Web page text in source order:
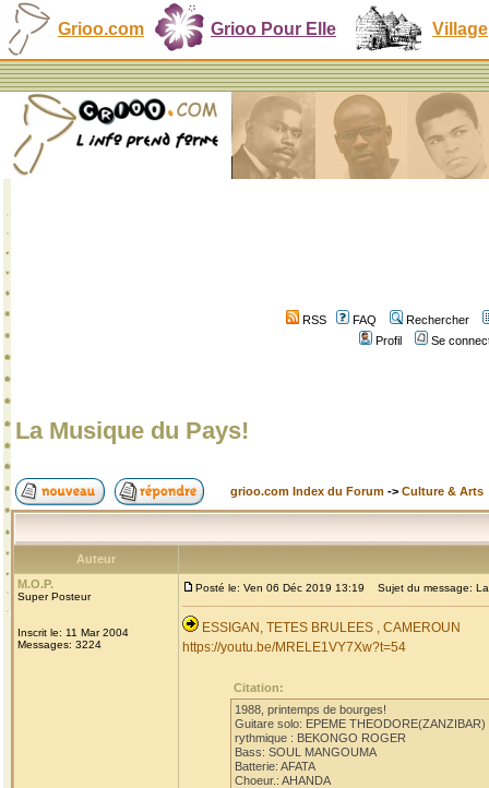
Grioo.com Grioo Pour Elle Village
RSS FAQ
Rechercher
Profil
Se
La Musique du Pays!
grioo.com Index du Forum -> Culture & Arts
Auteur
M.O.P.
Super Posteur
Inscrit le: 11 Mar 2004
Messages: 3224
Posté le: Ven 06 Déc 2019 13:19 Sujet du message:
ESSIGAN, TETES BRULEES , CAMEROUN
https://youtu.be/MRELE1VY7Xw?t=54
Citation:
1988, printemps de bourges!
Guitare solo: EPEME THEODORE(ZANZIBAR)
rythmique : BEKONGO ROGER
Bass: SOUL MANGOUMA
Batterie: AFATA
Choeur.: AHANDA